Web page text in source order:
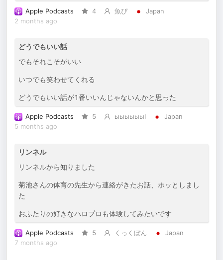
Apple Podcasts 4 魚ぴ
Japan
2 months ago
どうでもいい話
でもそれこそがいい
いつでも笑わせてくれる
どうでもいい話が1番いいんじゃないんかと思った
Apple Podcasts 5 ыыыыыыӀ
Japan
5 months ago
リンネル
リンネルから知りました
菊池さんの体育の先生から連絡がきたお話、ホッとしまし
た
おふたりの好きなハロプロも体験してみたいです
Apple Podcasts 5 くっくぼん
Japan
7 months ago